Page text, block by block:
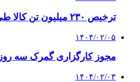
ترخیص ۲۳۰ میلیون تن کالا طی سال ۱۴۰۳
۱۴۰۴/۰۲/۰۵
مجوز کارگزاری گمرک سه
۱۴۰۴/۰۲/۰۳